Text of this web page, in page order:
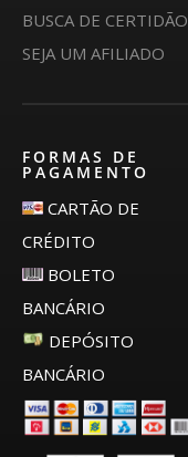
BUSCA DE CERTIDÃO
SEJA UM AFILIADO
FORMAS DE
PAGAMENTO
CARTÃO DE
CRÉDITO
BOLETO
BANCÁRIO
DEPÓSITO
BANCÁRIO